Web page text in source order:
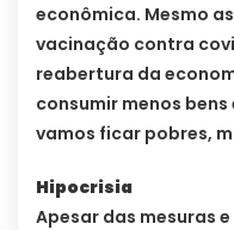
econômica. Mesmo
vacinação contra
reabertura da
consumir menos
vamos ficar pobres,
Hipocrisia
Apesar das mesuras